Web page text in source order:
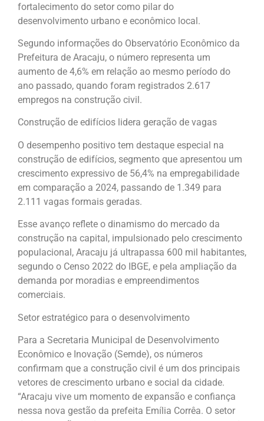
fortalecimento do setor como pilar do
desenvolvimento urbano e econômico local.
Segundo informações do Observatório Econômico da
Prefeitura de Aracaju, o número representa um
aumento de 4,6% em relação ao mesmo período do
ano passado, quando foram registrados 2.617
empregos na construção civil.
Construção de edifícios lidera geração de vagas
O desempenho positivo tem destaque especial na
construção de edifícios, segmento que apresentou um
crescimento expressivo de 56,4% na empregabilidade
em comparação a 2024, passando de 1.349 para
2.111 vagas formais geradas.
Esse avanço reflete o dinamismo do mercado da
construção na capital, impulsionado pelo crescimento
populacional, Aracaju já ultrapassa 600 mil habitantes,
segundo o Censo 2022 do IBGE, e pela ampliação da
demanda por moradias e empreendimentos
comerciais.
Setor estratégico para o desenvolvimento
Para a Secretaria Municipal de Desenvolvimento
Econômico e Inovação (Semde), os números
confirmam que a construção civil é um dos principais
vetores de crescimento urbano e social da cidade.
“Aracaju vive um momento de expansão e confiança
nessa nova gestão da prefeita Emília Corrêa. O setor